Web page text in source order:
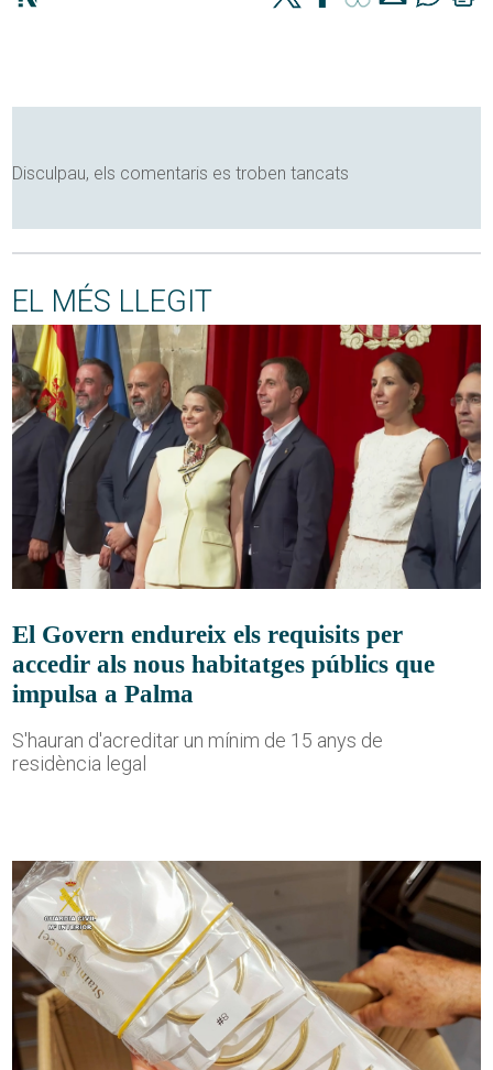
Disculpau, els comentaris es troben tancats
EL MÉS LLEGIT
El Govern endureix els requisits per
accedir als nous habitatges públics que
impulsa a Palma
S'hauran d'acreditar un mínim de 15 anys de
residència legal